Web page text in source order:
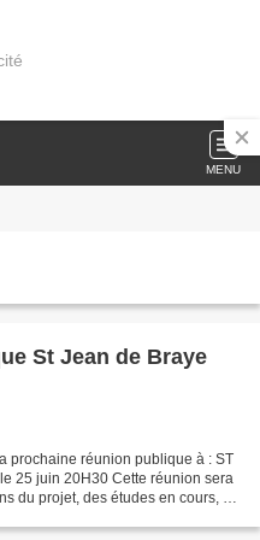
MENU
St Jean de Braye
prochaine réunion publique à : ST
25 juin 20H30 Cette réunion sera
du projet, des études en cours, de